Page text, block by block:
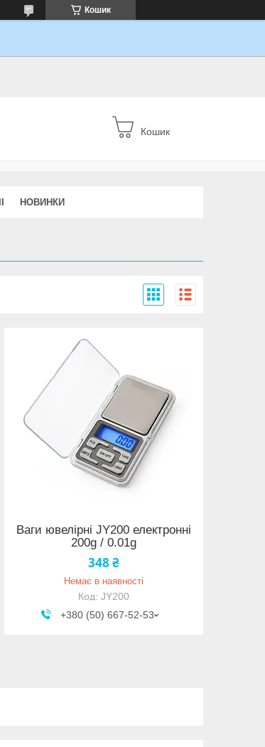
Кошик
Кошик
НОВИНКИ
Ваги ювелірні JY200 електронні
200g / 0.01g
348 ₴
Немає в наявності
JY200
+380 (50) 667-52-53